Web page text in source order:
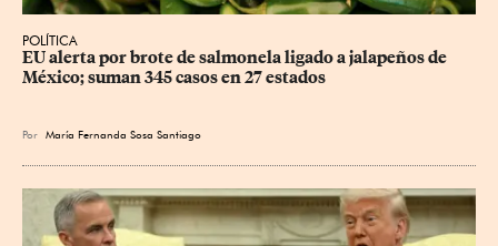
POLÍTICA
EU alerta por brote de salmonela ligado a jalapeños de
México; suman 345 casos en 27 estados
Por María Fernanda Sosa Santiago